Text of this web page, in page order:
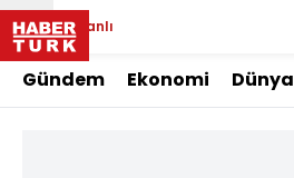
Canlı
Gündem Ekonomi Dünya